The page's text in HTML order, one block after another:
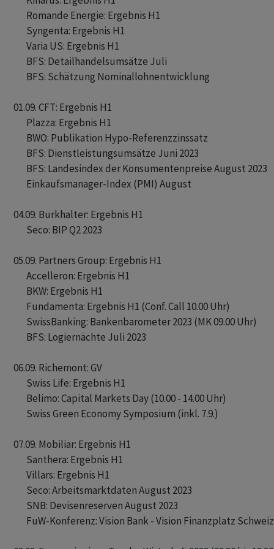
       Romande Energie: Ergebnis H1
       Syngenta: Ergebnis H1
       Varia US: Ergebnis H1
       BFS: Detailhandelsumsätze Juli
       BFS: Schätzung Nominallohnentwicklung
01.09. CFT: Ergebnis H1
       Plazza: Ergebnis H1
       BWO: Publikation Hypo-Referenzzinssatz
       BFS: Dienstleistungsumsätze Juni 2023
       BFS: Landesindex der Konsumentenpreise August 2023
       Einkaufsmanager-Index (PMI) August
04.09. Burkhalter: Ergebnis H1
       Seco: BIP Q2 2023
05.09. Partners Group: Ergebnis H1
       Accelleron: Ergebnis H1
       BKW: Ergebnis H1
       Fundamenta: Ergebnis H1 (Conf. Call 10.00 Uhr)
       SwissBanking: Bankenbarometer 2023 (MK 09.00 Uhr)
       BFS: Logiernächte Juli 2023
06.09. Richemont: GV
       Swiss Life: Ergebnis H1
       Belimo: Capital Markets Day (10.00 - 14.00 Uhr)
       Swiss Green Economy Symposium (inkl. 7.9.)
07.09. Mobiliar: Ergebnis H1
       Santhera: Ergebnis H1
       Villars: Ergebnis H1
       Seco: Arbeitsmarktdaten August 2023
       SNB: Devisenreserven August 2023
       FuW-Konferenz: Vision Bank - Vision Finanzplatz Schweiz